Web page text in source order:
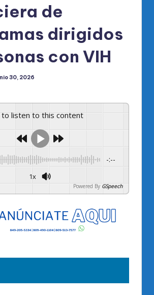
de
dirigidos
con VIH
30, 2026
to listen to this content
-:--
1x
Powered By GSpeech